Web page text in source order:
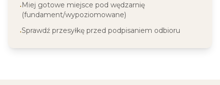
•Miej gotowe miejsce pod wędzarnię
(fundament/wypoziomowane)
•Sprawdź przesyłkę przed podpisaniem odbioru